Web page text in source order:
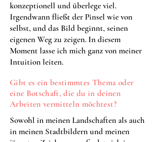
konzeptionell und überlege viel.
Irgendwann fließt der Pinsel wie von
selbst, und das Bild beginnt, seinen
eigenen Weg zu zeigen. In diesem
Moment lasse ich mich ganz von meiner
Intuition leiten.
Gibt es ein bestimmtes Thema oder
eine Botschaft, die du in deinen
Arbeiten vermitteln möchtest?
Sowohl in meinen Landschaften als auch
in meinen Stadtbildern und meinen